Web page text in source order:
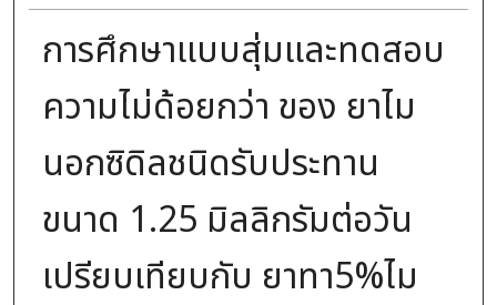
การศึกษาแบบสุ่มและทดสอบ
ความไม่ด้อยกว่า ของ ยาไม
นอกซิดิลชนิดรับประทาน
ขนาด 1.25 มิลลิกรัมต่อวัน
เปรียบเทียบกับ ยาทา5%ไม